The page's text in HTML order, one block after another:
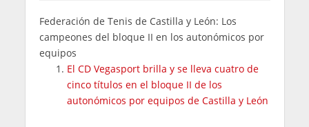
Federación de Tenis de Castilla y León: Los
campeones del bloque II en los autonómicos por
equipos
El CD Vegasport brilla y se lleva cuatro de
cinco títulos en el bloque II de los
autonómicos por equipos de Castilla y León